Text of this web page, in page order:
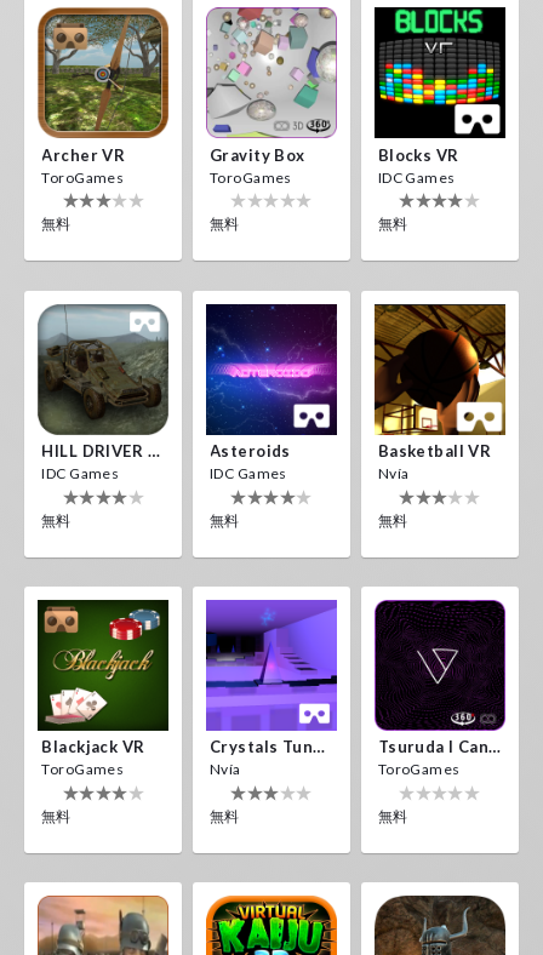
Archer VR
ToroGames
無料
Gravity Box
ToroGames
無料
Blocks VR
IDC Games
無料
HILL DRIVER VR
IDC Games
無料
Asteroids
IDC Games
無料
Basketball VR
Nvía
無料
Blackjack VR
ToroGames
無料
Crystals Tunnel VR
Nvía
無料
Tsuruda I Can Get Really Crazy
ToroGames
無料